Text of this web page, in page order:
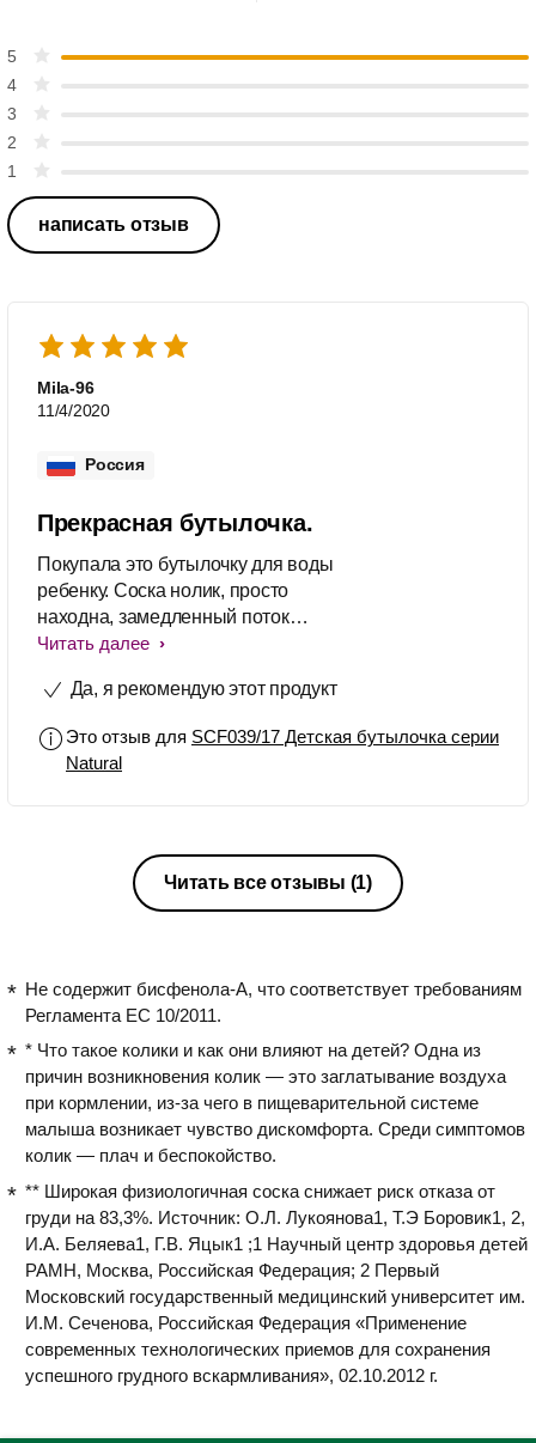
5
4
3
2
1
написать отзыв
Mila-96
11/4/2020
Россия
Прекрасная бутылочка.
Покупала это бутылочку для воды
ребенку. Соска нолик, просто
находна, замедленный поток
помогает комфортному питанию
,против ок оливковый клапон
задачей.мне
Читать далее
Да, я рекомендую этот продукт
Это отзыв для SCF039/17 Детская бутылочка серии
Natural
Читать все отзывы (1)
Не содержит бисфенола-А, что соответствует требованиям
Регламента ЕС 10/2011.
* Что такое колики и как они влияют на детей? Одна из
причин возникновения колик — это заглатывание воздуха
при кормлении, из-за чего в пищеварительной системе
малыша возникает чувство дискомфорта. Среди симптомов
колик — плач и беспокойство.​
** Широкая физиологичная соска снижает риск отказа от
груди на 83,3%. Источник: О.Л. Лукоянова1, Т.Э Боровик1, 2,
И.А. Беляева1, Г.В. Яцык1 ;1 Научный центр здоровья детей
РАМН, Москва, Российская Федерация; 2 Первый
Московский государственный медицинский университет им.
И.М. Сеченова, Российская Федерация «Применение
современных технологических приемов для сохранения
успешного грудного вскармливания», 02.10.2012 г.​